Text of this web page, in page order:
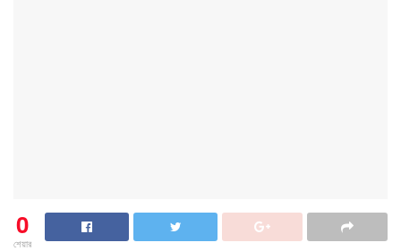
0
শেয়ার